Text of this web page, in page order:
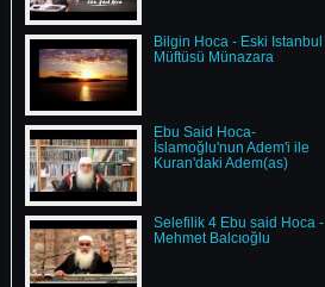
Bilgin Hoca - Eski İstanbul
Müftüsü Münazara
Ebu Said Hoca-
İslamoğlu'nun Adem'i ile
Kuran'daki Adem(as)
Selefilik 4 Ebu said Hoca -
Mehmet Balcıoğlu